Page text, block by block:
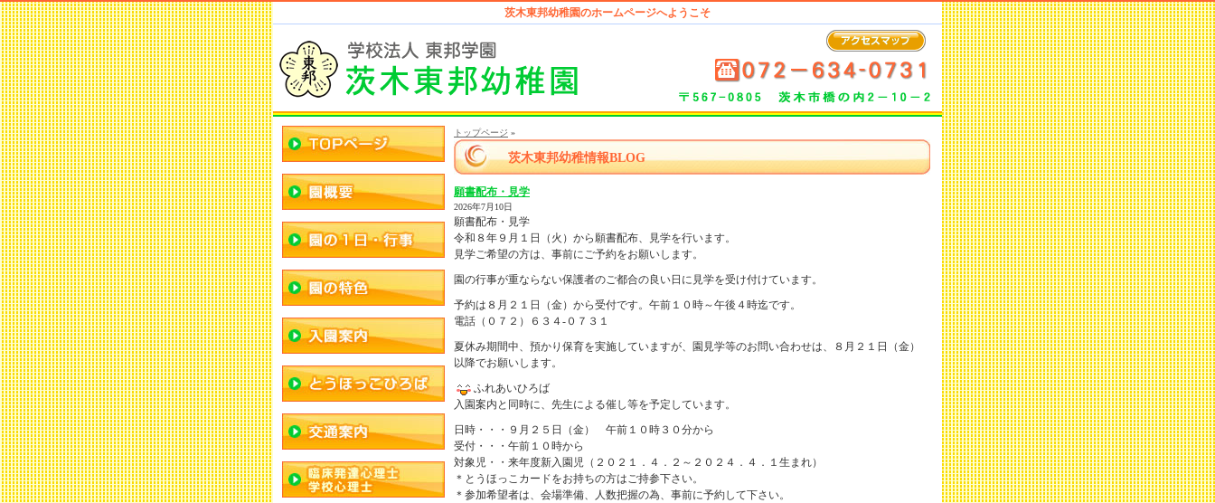
茨木東邦幼稚園のホームページへようこそ
トップページ »
茨木東邦幼稚情報BLOG
願書配布・見学
2026年7月10日
願書配布・見学
令和８年９月１日（火）から願書配布、見学を行います。
見学ご希望の方は、事前にご予約をお願いします。
園の行事が重ならない保護者のご都合の良い日に見学を受け付けています。
予約は８月２１日（金）から受付です。午前１０時～午後４時迄です。
電話（０７２）６３４-０７３１
夏休み期間中、預かり保育を実施していますが、園見学等のお問い合わせは、８月２１日（金）
以降でお願いします。
ふれあいひろば
入園案内と同時に、先生による催し等を予定しています。
日時・・・９月２５日（金） 午前１０時３０分から
受付・・・午前１０時から
対象児・・来年度新入園児（２０２１．４．２～２０２４．４．１生まれ）
＊とうほっこカードをお持ちの方はご持参下さい。
＊参加希望者は、会場準備、人数把握の為、事前に予約して下さい。